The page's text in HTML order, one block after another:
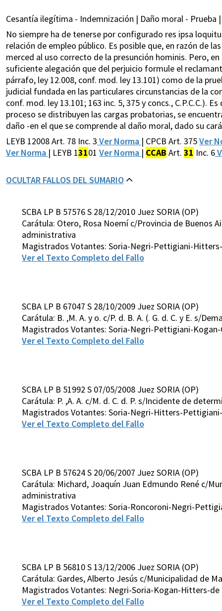
Cesantía ilegítima - Indemnización | Daño moral - Prueba |
No siempre ha de tenerse por configurado res ipsa
relación de empleo público. Es posible que, en razón de
merced al uso correcto de la presunción hominis. Pero,
suficiente alegación que del perjuicio formule el
párrafo, ley 12.008, conf. mod. ley 13.101) como de la
judicial fundada en las particulares circunstancias de la
conf. mod. ley 13.101; 163 inc. 5, 375 y concs., C.P.C.C.).
proceso se distribuyen las cargas probatorias, se
daño -en el que se comprende al daño moral, dado su
LEYB 12008 Art. 78 Inc. 3 Ver Norma | CPCB Art. 375Ver
Ver Norma | LEYB 13101 Ver Norma | CCAB Art. 31 Inc. 6
OCULTAR FALLOS DEL SUMARIO
SCBA LP B 57576 S 28/12/2010 Juez SORIA (OP)
Carátula: Otero, Rosa Noemí c/Provincia de Buenos
administrativa
Magistrados Votantes: Soria-Negri-Pettigiani-
Ver el Texto Completo del Fallo
SCBA LP B 67047 S 28/10/2009 Juez SORIA (OP)
Carátula: B. ,M. A. y o. c/P. d. B. A. (. G. d. C. y E. s/
Magistrados Votantes: Soria-Negri-Pettigiani-
Ver el Texto Completo del Fallo
SCBA LP B 51992 S 07/05/2008 Juez SORIA (OP)
Carátula: P. ,A. A. c/M. d. C. d. P. s/Incidente de
Magistrados Votantes: Soria-Negri-Hitters-
Ver el Texto Completo del Fallo
SCBA LP B 57624 S 20/06/2007 Juez SORIA (OP)
Carátula: Michard, Joaquín Juan Edmundo René c/
administrativa
Magistrados Votantes: Soria-Roncoroni-Negri-
Ver el Texto Completo del Fallo
SCBA LP B 56810 S 13/12/2006 Juez SORIA (OP)
Carátula: Gardes, Alberto Jesús c/Municipalidad de
Magistrados Votantes: Negri-Soria-Kogan-Hitters-
Ver el Texto Completo del Fallo